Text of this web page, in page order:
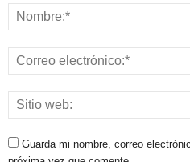
Guarda mi nombre, correo